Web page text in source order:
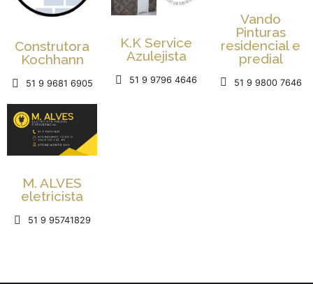
Construtora
Kochhann
51 9 9681 6905
K.K Service
Azulejista
51 9 9796 4646
Vando
Pinturas
residencial e
predial
51 9 9800 7646
M. ALVES
eletricista
51 9 95741829